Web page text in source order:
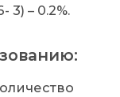
3) – 0.2%.